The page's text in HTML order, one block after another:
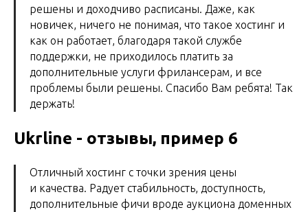
решены и доходчиво расписаны. Даже, как
новичек, ничего не понимая, что такое хостинг и
как он работает, благодаря такой службе
поддержки, не приходилось платить за
дополнительные услуги фрилансерам, и все
проблемы были решены. Спасибо Вам ребята! Так
держать!
Ukrline - отзывы, пример 6
Отличный хостинг с точки зрения цены
и качества. Радует стабильность, доступность,
дополнительные фичи вроде аукциона доменных